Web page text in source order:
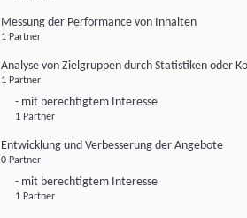
Messung der Performance von Inhalten
1 Partner
Analyse von Zielgruppen durch Statistiken oder
1 Partner
- mit berechtigtem Interesse
1 Partner
Entwicklung und Verbesserung der Angebote
0 Partner
- mit berechtigtem Interesse
1 Partner